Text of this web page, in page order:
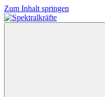
Zum Inhalt springen